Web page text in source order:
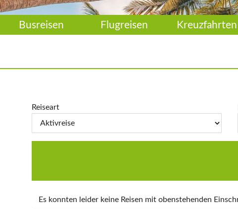
Busreisen Flugreisen Kreuzfahrten
Reiseart
Es konnten leider keine Reisen mit obenstehenden